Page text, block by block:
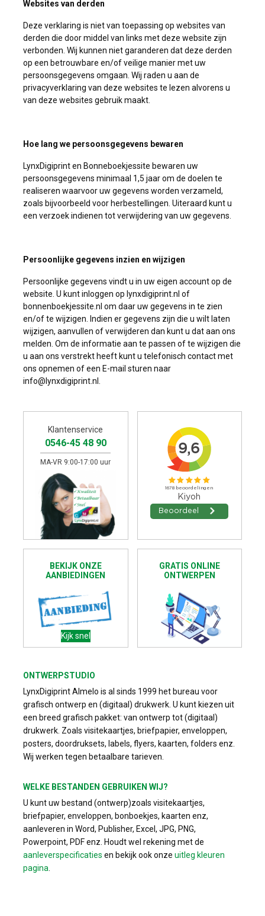
Websites van derden
Deze verklaring is niet van toepassing op websites van
derden die door middel van links met deze website zijn
verbonden. Wij kunnen niet garanderen dat deze derden
op een betrouwbare en/of veilige manier met uw
persoonsgegevens omgaan. Wij raden u aan de
privacyverklaring van deze websites te lezen alvorens u
van deze websites gebruik maakt.
Hoe lang we persoonsgegevens bewaren
LynxDigiprint en Bonneboekjessite bewaren uw
persoonsgegevens minimaal 1,5 jaar om de doelen te
realiseren waarvoor uw gegevens worden verzameld,
zoals bijvoorbeeld voor herbestellingen. Uiteraard kunt u
een verzoek indienen tot verwijdering van uw gegevens.
Persoonlijke gegevens inzien en wijzigen
Persoonlijke gegevens vindt u in uw eigen account op de
website. U kunt inloggen op lynxdigiprint.nl of
bonnenboekjessite.nl om daar uw gegevens in te zien
en/of te wijzigen. Indien er gegevens zijn die u wilt laten
wijzigen, aanvullen of verwijderen dan kunt u dat aan ons
melden. Om de informatie aan te passen of te wijzigen die
u aan ons verstrekt heeft kunt u telefonisch contact met
ons opnemen of een E-mail sturen naar
info@lynxdigiprint.nl.
Klantenservice
0546-45 48 90
MA-VR 9:00-17:00 uur
BEKIJK ONZE
AANBIEDINGEN
Kijk snel
GRATIS ONLINE
ONTWERPEN
ONTWERPSTUDIO
LynxDigiprint Almelo is al sinds 1999 het bureau voor
grafisch ontwerp en (digitaal) drukwerk. U kunt kiezen uit
een breed grafisch pakket: van ontwerp tot (digitaal)
drukwerk. Zoals visitekaartjes, briefpapier, enveloppen,
posters, doordruksets, labels, flyers, kaarten, folders enz.
Wij werken tegen betaalbare tarieven.
WELKE BESTANDEN GEBRUIKEN WIJ?
U kunt uw bestand (ontwerp)zoals visitekaartjes,
briefpapier, enveloppen, bonboekjes, kaarten enz,
aanleveren in Word, Publisher, Excel, JPG, PNG,
Powerpoint, PDF enz. Houdt wel rekening met de
aanleverspecificaties en bekijk ook onze uitleg kleuren
pagina